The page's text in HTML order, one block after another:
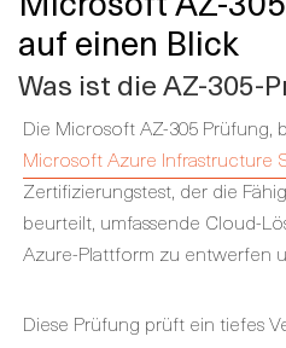
auf einen Blick
Was ist die AZ-305-
Die Microsoft AZ-305 Prüfung,
Microsoft Azure Infrastructure
Zertifizierungstest, der die
beurteilt, umfassende Cloud-
Azure-Plattform zu entwerfen
Diese Prüfung prüft ein tiefes